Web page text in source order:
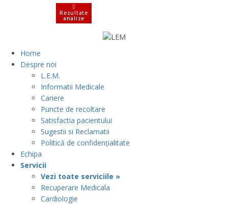
Home
Despre noi
L.E.M.
Informatii Medicale
Cariere
Puncte de recoltare
Satisfactia pacientului
Sugestii si Reclamatii
Politică de confidențialitate
Echipa
Servicii
Vezi toate serviciile »
Recuperare Medicala
Cardiologie
Rezultate
analize